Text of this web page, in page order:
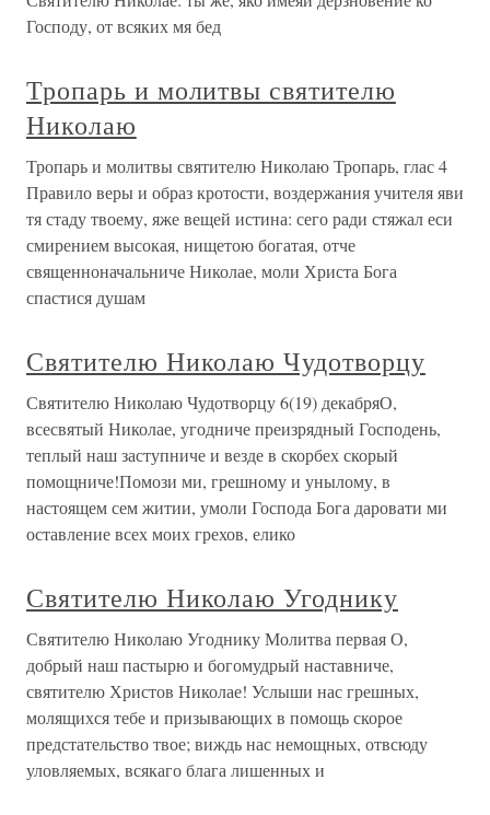
Господу, от всяких мя бед
Тропарь и молитвы святителю
Николаю
Тропарь и молитвы святителю Николаю Тропарь, глас 4
Правило веры и образ кротости, воздержания учителя яви
тя стаду твоему, яже вещей истина: сего ради стяжал еси
смирением высокая, нищетою богатая, отче
священноначальниче Николае, моли Христа Бога
спастися душам
Святителю Николаю Чудотворцу
Святителю Николаю Чудотворцу 6(19) декабряО,
всесвятый Николае, угодниче преизрядный Господень,
теплый наш заступниче и везде в скорбех скорый
помощниче!Помози ми, грешному и унылому, в
настоящем сем житии, умоли Господа Бога даровати ми
оставление всех моих грехов, елико
Святителю Николаю Угоднику
Святителю Николаю Угоднику Молитва первая О,
добрый наш пастырю и богомудрый наставниче,
святителю Христов Николае! Услыши нас грешных,
молящихся тебе и призывающих в помощь скорое
предстательство твое; виждь нас немощных, отвсюду
уловляемых, всякаго блага лишенных и